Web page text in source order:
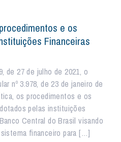
e os
Financeiras
de 27 de julho de 2021, o
nº 3.978, de 23 de janeiro de
os procedimentos e os
pelas instituições
Central do Brasil visando
financeiro para […]